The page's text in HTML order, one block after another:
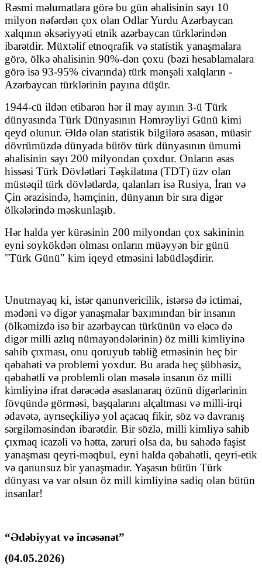
Rəsmi məlumatlara görə bu gün əhalisinin sayı 10
milyon nəfərdən çox olan Odlar Yurdu Azərbaycan
xalqının əksəriyyəti etnik azərbaycan türklərindən
ibarətdir. Müxtəlif etnoqrafik və statistik yanaşmalara
görə, ölkə əhalisinin 90%-dən çoxu (bəzi hesablamalara
görə isə 93-95% civarında) türk mənşəli xalqların -
Azərbaycan türklərinin payına düşür.
1944-cü ildən etibarən hər il may ayının 3-ü Türk
dünyasında Türk Dünyasının Həmrəyliyi Günü kimi
qeyd olunur. Əldə olan statistik bilgilərə əsasən, müasir
dövrümüzdə dünyada bütöv türk dünyasının ümumi
əhalisinin sayı 200 milyondan çoxdur. Onların əsas
hissəsi Türk Dövlətləri Təşkilatına (TDT) üzv olan
müstəqil türk dövlətlərdə, qalanları isə Rusiya, İran və
Çin ərazisində, həmçinin, dünyanın bir sıra digər
ölkələrində məskunlaşıb.
Hər halda yer kürəsinin 200 milyondan çox sakininin
eyni soykökdən olması onların müəyyən bir günü
"Türk Günü" kim iqeyd etməsini labüdləşdirir.
Unutmayaq ki, istər qanunvericilik, istərsə də ictimai,
mədəni və digər yanaşmalar baxımından bir insanın
(ölkəmizdə isə bir azərbaycan türkünün və eləcə də
digər milli azlıq nümayəndələrinin) öz milli kimliyinə
sahib çıxması, onu qoruyub təbliğ etməsinin heç bir
qəbahəti və problemi yoxdur. Bu arada heç şübhəsiz,
qəbahətli və problemli olan məsələ insanın öz milli
kimliyinə ifrat dərəcədə əsaslanaraq özünü digərlərinin
fövqündə görməsi, başqalarını alçaltması və milli-irqi
ədavətə, ayrıseçkiliyə yol açacaq fikir, söz və davranış
sərgiləməsindən ibarətdir. Bir sözlə, milli kimliyə sahib
çıxmaq icazəli və hətta, zəruri olsa da, bu sahədə faşist
yanaşması qeyri-məqbul, eyni halda qəbahətli, qeyri-etik
və qanunsuz bir yanaşmadır. Yaşasın bütün Türk
dünyası və var olsun öz mill kimliyinə sadiq olan bütün
insanlar!
“Ədəbiyyat və incəsənət”
(04.05.2026)